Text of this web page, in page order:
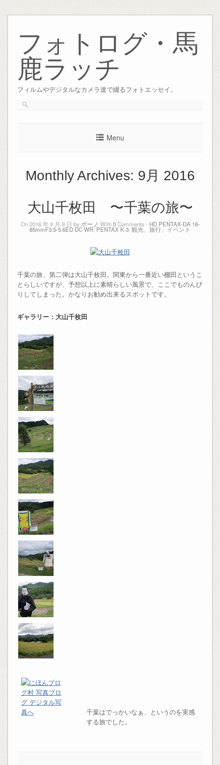
content
フォトログ・馬
鹿ラッチ
フィルムやデジタルなカメラ達で綴るフォトエッセイ。
Menu
Monthly Archives: 9月 2016
大山千枚田 〜千葉の旅〜
On 2016 年 9 月 9 日 by ボーノ With0Comments - HD PENTAX-DA 16-
85mmF3.5-5.6ED DC WR, PENTAX K-3 観光、旅行、イベント
千葉の旅、第二弾は大山千枚田。関東から一番近い棚田というこ
とらしいですが、予想以上に素晴らしい風景で、ここでものんび
りしてしまった。かなりお勧め出来るスポットです。
ギャラリー：大山千枚田
千葉はでっかいなぁ、というのを実感
する旅でした。